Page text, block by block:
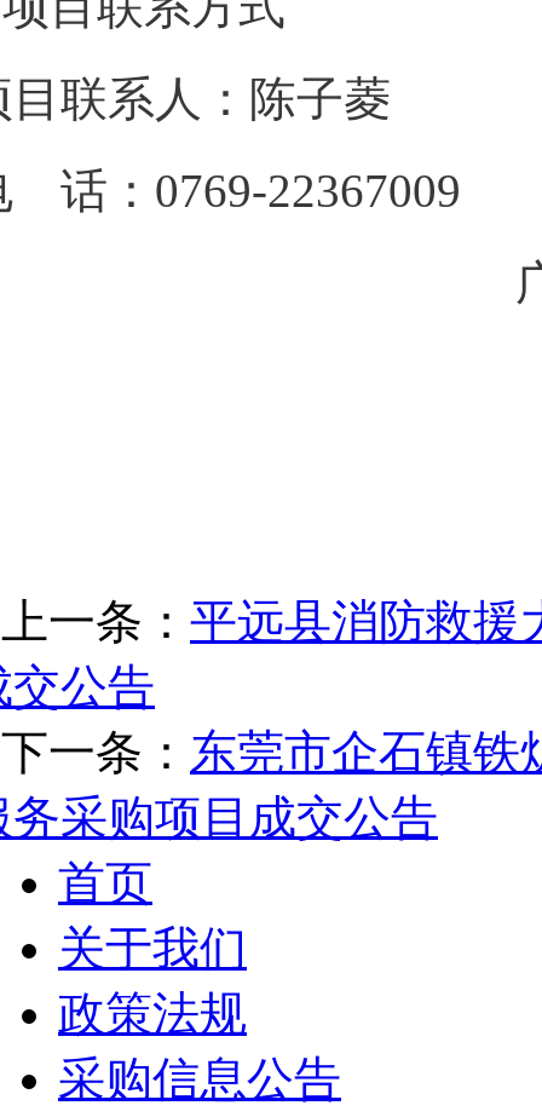
目联系人：陈子菱
话：0769-22367009
上一条： 平远县消防救援
交公告
下一条： 东莞市企石镇铁
务采购项目成交公告
首页
关于我们
政策法规
采购信息公告